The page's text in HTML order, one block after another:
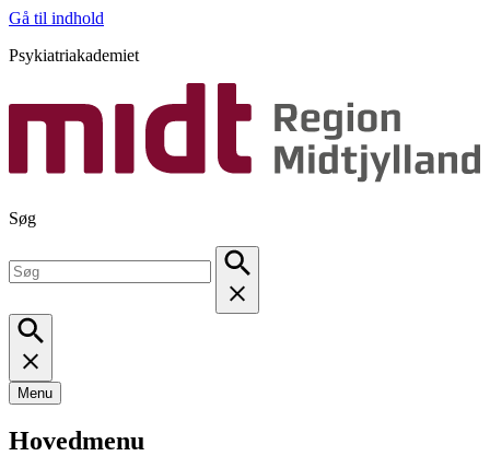
Gå til indhold
Psykiatriakademiet
Søg
Menu
Hovedmenu